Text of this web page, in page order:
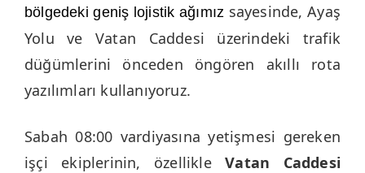
bölgedeki geniş lojistik ağımız sayesinde, Ayaş
Yolu ve Vatan Caddesi üzerindeki trafik
düğümlerini önceden öngören akıllı rota
yazılımları kullanıyoruz.
Sabah 08:00 vardiyasına yetişmesi gereken
işçi ekiplerinin, özellikleVatan Caddesi